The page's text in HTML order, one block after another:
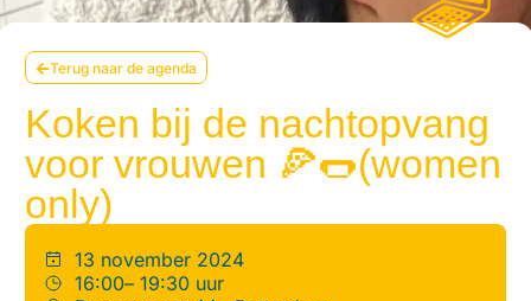
Terug naar de agenda
Koken bij de nachtopvang
voor vrouwen 🍕🌭(women
only)
13 november 2024
16:00– 19:30 uur